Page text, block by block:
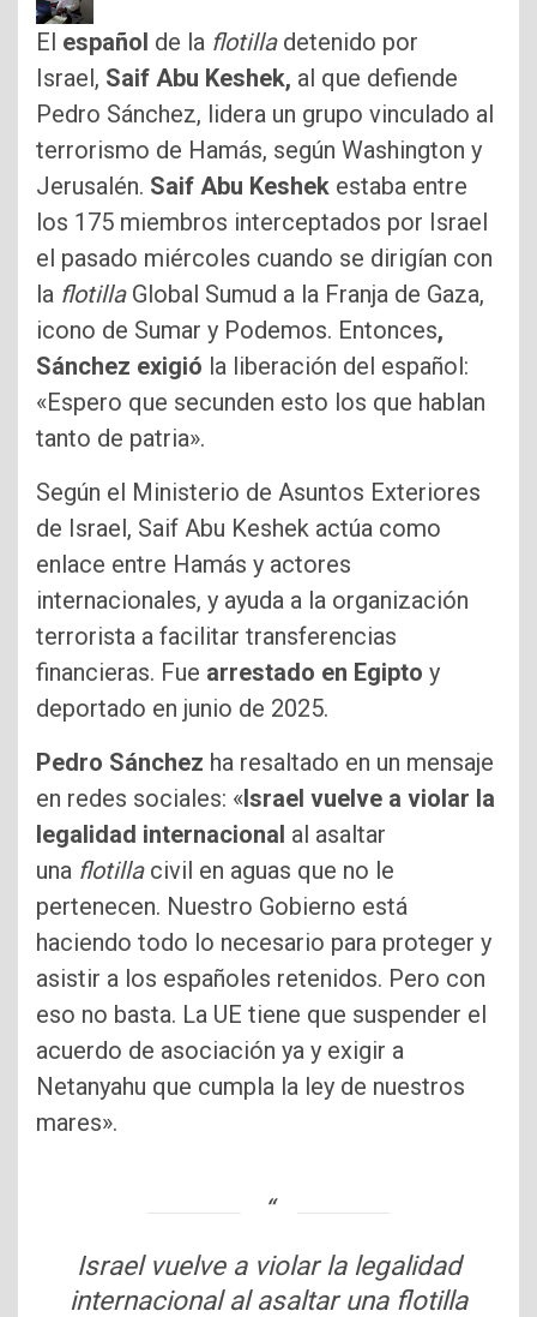
El español de la flotilladetenido por
Israel, Saif Abu Keshek, al que defiende
Pedro Sánchez, lidera un grupo vinculado al
terrorismo de Hamás, según Washington y
Jerusalén. Saif Abu Keshek estaba entre
los 175 miembros interceptados por Israel
el pasado miércoles cuando se dirigían con
la flotillaGlobal Sumud a la Franja de Gaza,
icono de Sumar y Podemos. Entonces,
Sánchez exigió la liberación del español:
«Espero que secunden esto los que hablan
tanto de patria».
Según el Ministerio de Asuntos Exteriores
de Israel, Saif Abu Keshek actúa como
enlace entre Hamás y actores
internacionales, y ayuda a la organización
terrorista a facilitar transferencias
financieras. Fue arrestado en Egipto y
deportado en junio de 2025.
Pedro Sánchez ha resaltado en un mensaje
en redes sociales: «Israel vuelve a violar la
legalidad internacional al asaltar
una flotillacivil en aguas que no le
pertenecen. Nuestro Gobierno está
haciendo todo lo necesario para proteger y
asistir a los españoles retenidos. Pero con
eso no basta. La UE tiene que suspender el
acuerdo de asociación ya y exigir a
Netanyahu que cumpla la ley de nuestros
mares».
Israel vuelve a violar la legalidad
internacional al asaltar una flotilla